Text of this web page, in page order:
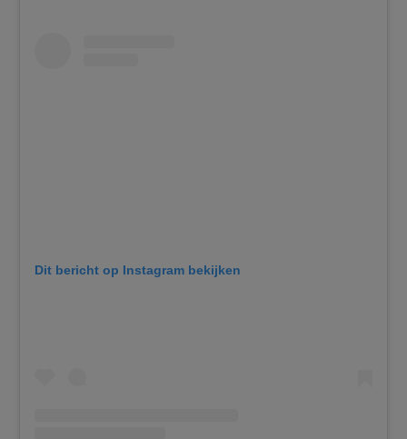
Dit bericht op Instagram bekijken